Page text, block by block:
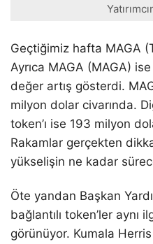
Geçtiğimiz hafta MAGA
Ayrıca MAGA (MAGA)
değer artış gösterdi.
milyon dolar civarında.
token’ı ise 193 milyon
Rakamlar gerçekten
yükselişin ne kadar
Öte yandan Başkan
bağlantılı token’ler aynı
görünüyor. Kumala